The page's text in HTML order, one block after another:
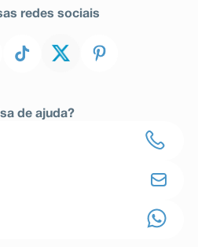
redes sociais
de ajuda?